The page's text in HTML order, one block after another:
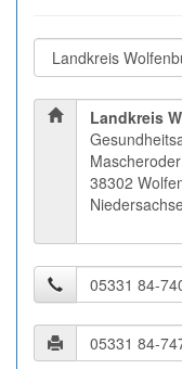
Landkreis
38302